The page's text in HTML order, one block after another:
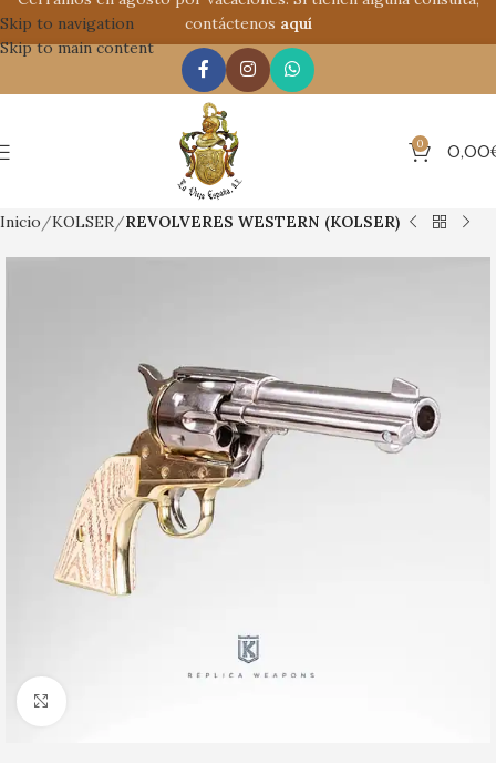
Skip to navigation
Skip to main content
0 0,00
Inicio KOLSER REVOLVERES WESTERN (KOLSER)
contáctenos aquí